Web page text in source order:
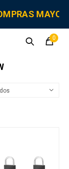
0
MI CUENTA
Herramientas